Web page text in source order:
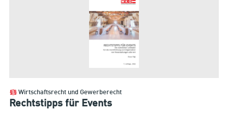
Wirtschaftsrecht und Gewerberecht
Rechtstipps für Events